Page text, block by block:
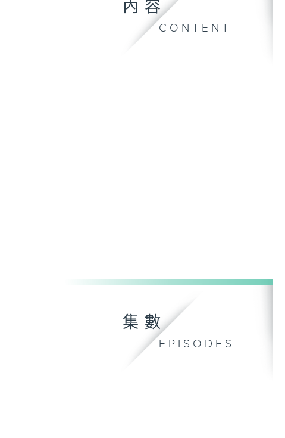
內容
CONTENT
集數
EPISODES